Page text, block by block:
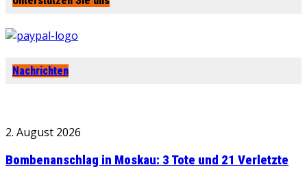
Nachrichten
2. August 2026
Bombenanschlag in Moskau: 3 Tote und 21 Verletzte